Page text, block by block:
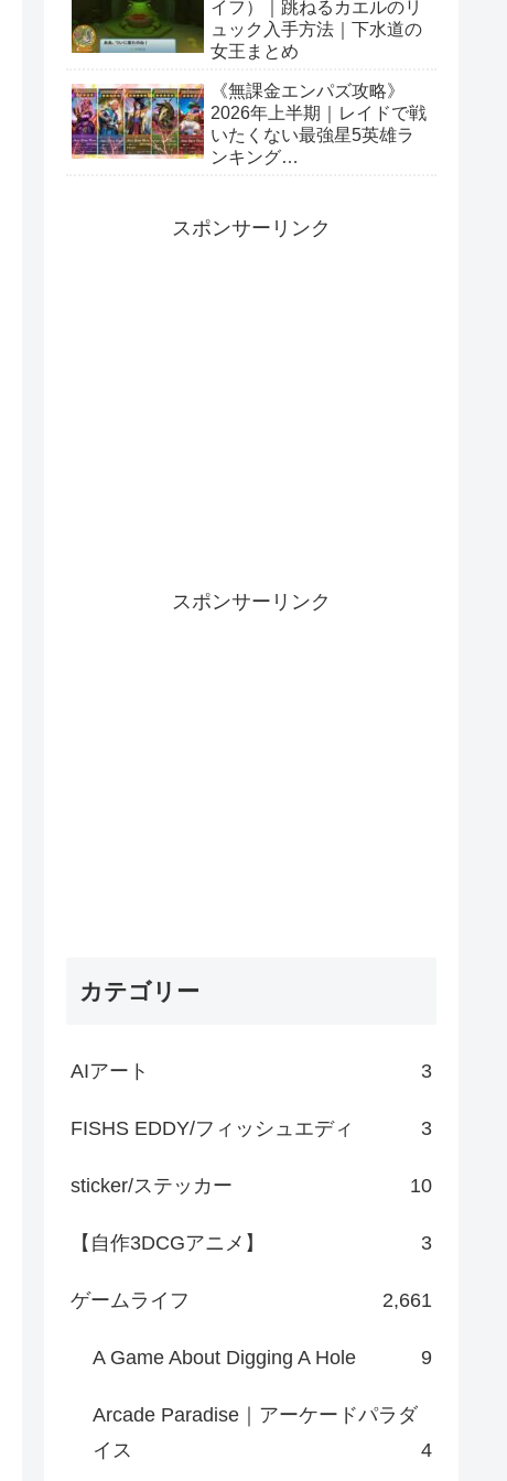
イフ）｜跳ねるカエルのリ
ュック入手方法｜下水道の
女王まとめ
《無課金エンパズ攻略》
2026年上半期｜レイドで戦
いたくない最強星5英雄ラ
ンキング
スポンサーリンク
スポンサーリンク
カテゴリー
AIアート 3
FISHS EDDY/フィッシュエディ 3
sticker/ステッカー 10
【自作3DCGアニメ】 3
ゲームライフ 2,661
A Game About Digging A Hole 9
Arcade Paradise｜アーケードパラダ
イス
4